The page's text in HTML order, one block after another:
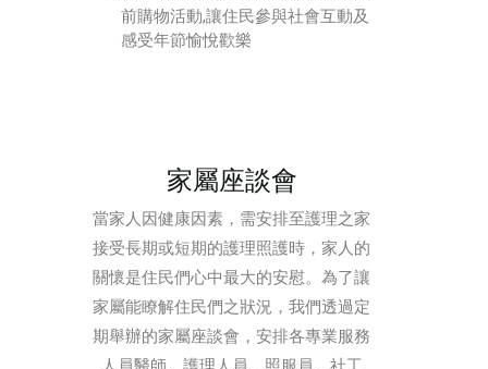
前購物活動,讓住民參與社會互動及
感受年節愉悅歡樂
家屬座談會
當家人因健康因素，需安排至護理之家
接受長期或短期的護理照護時，家人的
關懷是住民們心中最大的安慰。為了讓
家屬能瞭解住民們之狀況，我們透過定
期舉辦的家屬座談會，安排各專業服務